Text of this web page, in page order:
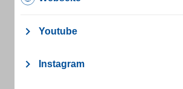
Youtube
Instagram